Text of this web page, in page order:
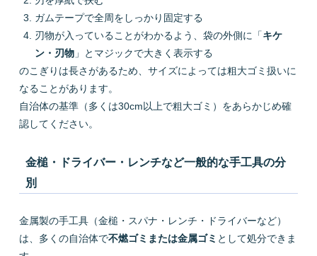
ガムテープで全周をしっかり固定する
刃物が入っていることがわかるよう、袋の外側に「キケ
ン・刃物 」とマジックで大きく表示する
のこぎりは長さがあるため、サイズによっては粗大ゴミ扱いに
なることがあります。
自治体の基準（多くは30cm以上で粗大ゴミ）をあらかじめ確
認してください。
金槌・ドライバー・レンチなど一般的な手工具の分
別
金属製の手工具（金槌・スパナ・レンチ・ドライバーなど）
は、多くの自治体で不燃ゴミまたは金属ゴミ として処分できま